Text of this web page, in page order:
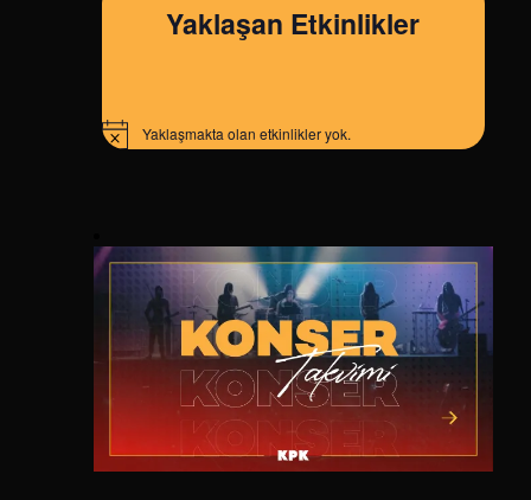
Yaklaşan Etkinlikler
Notice Yaklaşmakta olan etkinlikler yok.